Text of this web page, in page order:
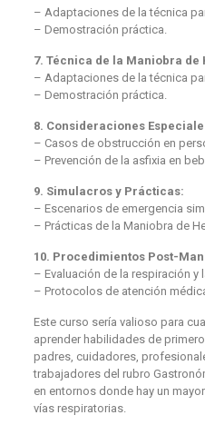
– Adaptaciones de la técnica
– Demostración práctica.
7. Técnica de la Maniobra
– Adaptaciones de la técnica
– Demostración práctica.
8. Consideraciones
– Casos de obstrucción en
– Prevención de la asfixia en
9. Simulacros y Prácticas:
– Escenarios de emergencia
– Prácticas de la Maniobra de
10. Procedimientos Post-
– Evaluación de la respiración y
– Protocolos de atención
Este curso sería valioso para
aprender habilidades de
padres, cuidadores,
trabajadores del rubro
en entornos donde hay un
vías respiratorias.